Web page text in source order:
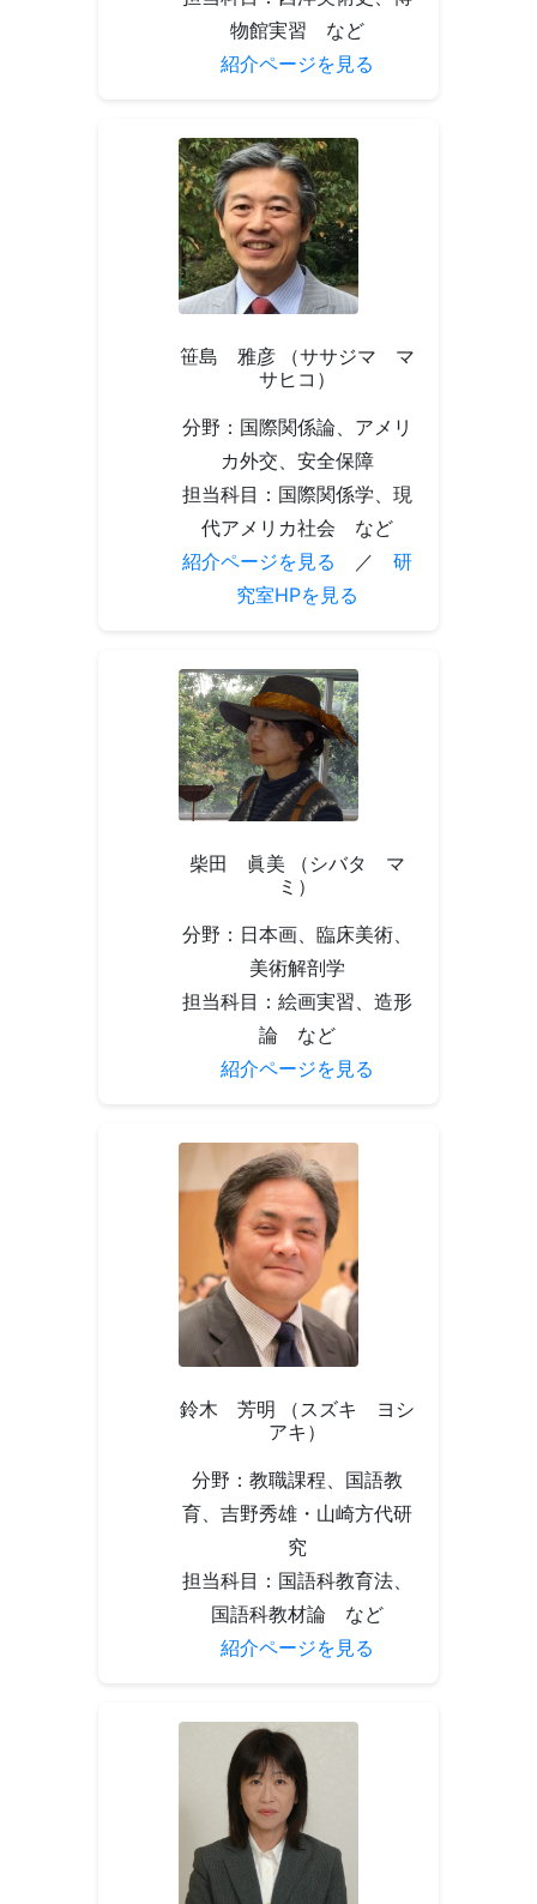
物館実習 など
紹介ページを見る
笹島 雅彦 （ササジマ マ
サヒコ）
分野：国際関係論、アメリ
カ外交、安全保障
担当科目：国際関係学、現
代アメリカ社会 など
紹介ページを見る ／ 研
究室HPを見る
柴田 眞美 （シバタ マ
ミ）
分野：日本画、臨床美術、
美術解剖学
担当科目：絵画実習、造形
論 など
紹介ページを見る
鈴木 芳明 （スズキ ヨシ
アキ）
分野：教職課程、国語教
育、吉野秀雄・山崎方代研
究
担当科目：国語科教育法、
国語科教材論 など
紹介ページを見る